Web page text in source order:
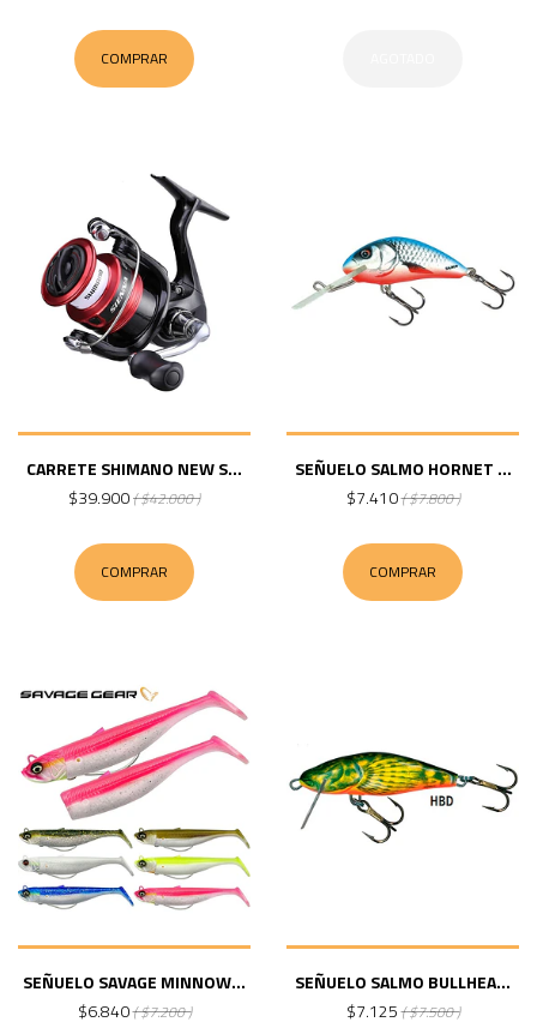
COMPRAR
CARRETE SHIMANO NEW S...
$39.900( $42.000 )
COMPRAR
SEÑUELO SALMO HORNET ...
$7.410( $7.800 )
COMPRAR
SEÑUELO SAVAGE MINNOW...
$6.840( $7.200 )
SEÑUELO SALMO BULLHEA...
$7.125( $7.500 )